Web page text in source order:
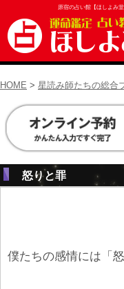
原宿の占い館【ほしよみ
HOME > 星読み師たちの総合
怒りと罪
僕たちの感情には「